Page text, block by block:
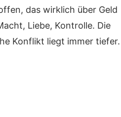
das wirklich über Geld
Liebe, Kontrolle. Die
Konflikt liegt immer tiefer.